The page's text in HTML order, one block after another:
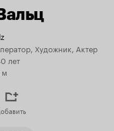
Художник, Актер
лет
м